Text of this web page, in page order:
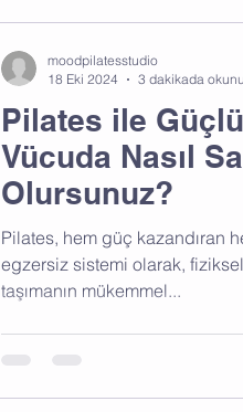
Pilates ile
Vücuda Nasıl
Olursunuz?
Pilates, hem güç kazandıran
egzersiz sistemi olarak,
taşımanın mükemmel...
moodpilatesstudio
18 Eki 2024
3 dakikada